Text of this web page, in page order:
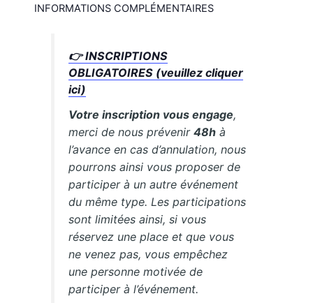
INFORMATIONS COMPLÉMENTAIRES
👉 INSCRIPTIONS
OBLIGATOIRES (veuillez cliquer
ici)
Votre inscription vous engage,
merci de nous prévenir48h à
l’avance en cas d’annulation, nous
pourrons ainsi vous proposer de
participer à un autre événement
du même type. Les participations
sont limitées ainsi, si vous
réservez une place et que vous
ne venez pas, vous empêchez
une personne motivée de
participer à l’événement.